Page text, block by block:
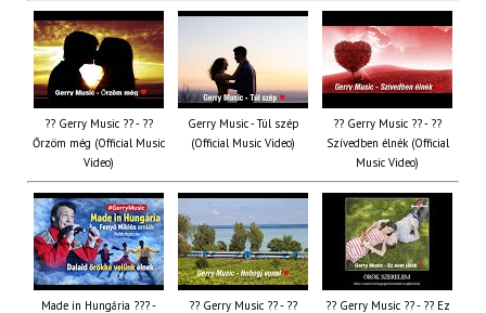
?? Gerry Music ?? - ??
Őrzöm még (Official Music
Video)
Gerry Music - Túl szép
(Official Music Video)
?? Gerry Music ?? - ??
Szívedben élnék (Official
Music Video)
Made in Hungária ??? - ?? Gerry Music ?? - ?? ?? Gerry Music ?? - ?? Ez